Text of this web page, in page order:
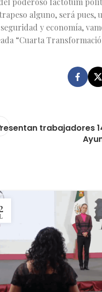
alguno, será pues,
y economía,
“Cuarta
trabajadores